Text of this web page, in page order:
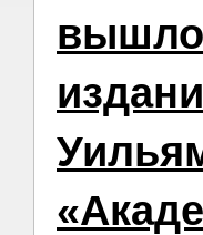
вышло